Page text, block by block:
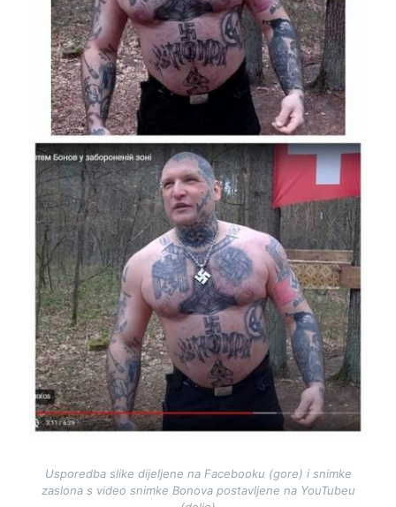
Usporedba slike dijeljene na Facebooku (gore) i snimke
zaslona s video snimke Bonova postavljene na YouTubeu